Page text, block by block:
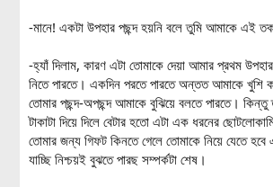
-মানে! একটা উপহার পছন্দ হয়নি বলে তুমি আমাকে এই
-হ্যাঁ দিলাম, কারণ এটা তোমাকে দেয়া আমার প্রথম
নিতে পারতে। একদিন পরতে পারতে অন্তত আমাকে খুশি
তোমার পছন্দ-অপছন্দ আমাকে বুঝিয়ে বলতে পারতে। কিন্তু
টাকাটা দিয়ে দিলে বেটার হতো এটা এক ধরনের
তোমার জন্য গিফট কিনতে গেলে তোমাকে নিয়ে যেতে
যাচ্ছি নিশ্চয়ই বুঝতে পারছ সম্পর্কটা শেষ।